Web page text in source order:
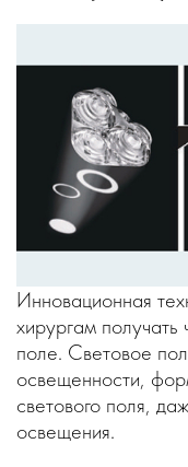
Инновационная
хирургам
поле. Световое
освещенности,
светового поля,
освещения.